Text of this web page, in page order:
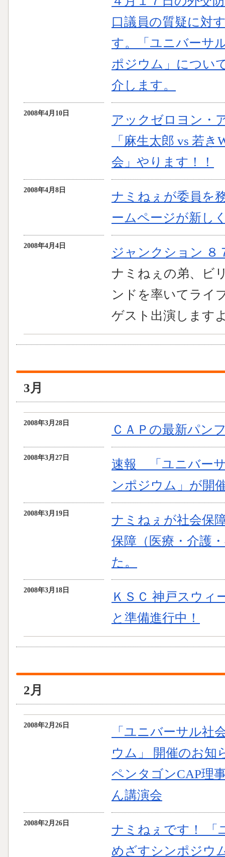
口議員の質疑に対
す。「ユニバーサ
ポジウム」につい
介します。
2008年4月10日
アックゼロヨン・
「麻生太郎 vs 若
会」やります！！
2008年4月8日
ナミねぇが委員を
ームページが新し
2008年4月4日
ジャンクション ８
ナミねぇの弟、ビ
ンドを率いてライ
ゲスト出演します
3月
2008年3月28日 ＣＡＰの最新パン
2008年3月27日
速報 「ユニバー
ンポジウム」が開
2008年3月19日
ナミねぇが社会保
保障（医療・介護
た。
2008年3月18日
ＫＳＣ 神戸スウィ
と準備進行中！
2月
2008年2月26日
「ユニバーサル社
ウム」 開催のお知
ペンタゴンCAP理
ん講演会
2008年2月26日
ナミねぇです！ 「
めざすシンポジウ